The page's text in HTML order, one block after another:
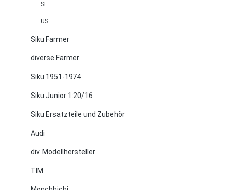
SE
US
Siku Farmer
diverse Farmer
Siku 1951-1974
Siku Junior 1:20/16
Siku Ersatzteile und Zubehör
Audi
div. Modellhersteller
TIM